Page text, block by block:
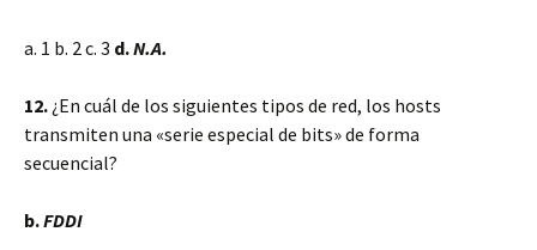
a. 1 b. 2 c. 3 d.N.A.
12. ¿En cuál de los siguientes tipos de red, los hosts
transmiten una «serie especial de bits» de forma
secuencial?
b.FDDI